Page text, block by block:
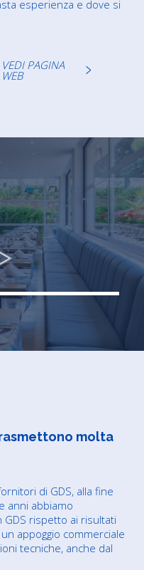
esperienza e dove si
VEDI PAGINA
WEB
molta
di GDS, alla fine
anni abbiamo
rispetto ai risultati
appoggio commerciale
tecniche, anche dal